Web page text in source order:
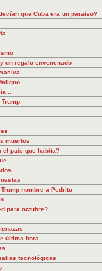
que Cuba era un paraíso?
un regalo envenenado
muertos
el país que habita?
nombre a Pedrito
para octubre?
última hora
tecnológicas